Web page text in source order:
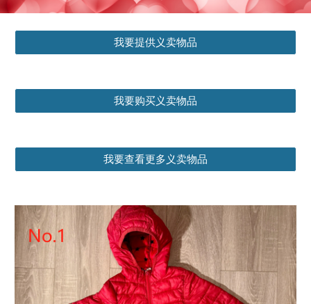
我要提供义卖物品
我要购买义卖物品
我要查看更多义卖物品